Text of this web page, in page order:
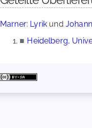
Marner: Lyrik und
■ Heidelberg,